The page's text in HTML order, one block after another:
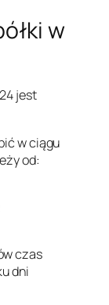
w
jest
w ciągu
od:
czas
dni